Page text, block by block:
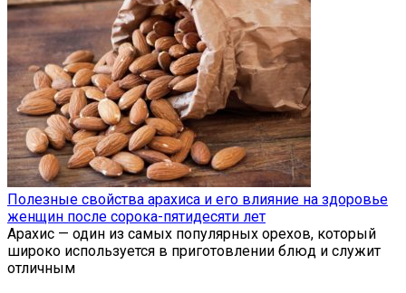
Полезные свойства арахиса и его влияние на здоровье
женщин после сорока-пятидесяти лет
Арахис — один из самых популярных орехов, который
широко используется в приготовлении блюд и служит
отличным